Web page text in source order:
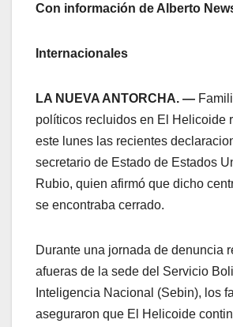
Con información de Alberto
Internacionales
LA NUEVA ANTORCHA. —
políticos recluidos en El Helicoide
este lunes las recientes
secretario de Estado de Estados
Rubio, quien afirmó que dicho
se encontraba cerrado.
Durante una jornada de denuncia
afueras de la sede del Servicio
Inteligencia Nacional (Sebin), los
aseguraron que El Helicoide